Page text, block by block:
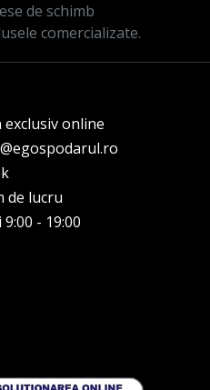
de schimb
comercializate.
exclusiv online
de lucru
- 19:00